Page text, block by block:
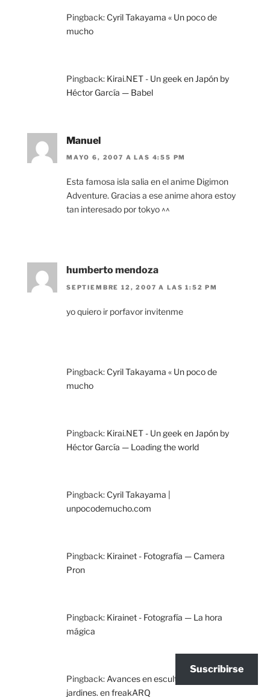
Pingback: Cyril Takayama « Un poco de
mucho
Pingback: Kirai.NET - Un geek en Japón by
Héctor García — Babel
Manuel
MAYO 6, 2007 A LAS 4:55 PM
Esta famosa isla salia en el anime Digimon
Adventure. Gracias a ese anime ahora estoy
tan interesado por tokyo ^^
humberto mendoza
SEPTIEMBRE 12, 2007 A LAS 1:52 PM
yo quiero ir porfavor invitenme
Pingback: Cyril Takayama « Un poco de
mucho
Pingback: Kirai.NET - Un geek en Japón by
Héctor García — Loading the world
Pingback: Cyril Takayama |
unpocodemucho.com
Pingback: Kirainet - Fotografía — Camera
Pron
Pingback: Kirainet - Fotografía — La hora
mágica
Pingback: Avances en esculturas para
jardines. en freakARQ
Suscribirse